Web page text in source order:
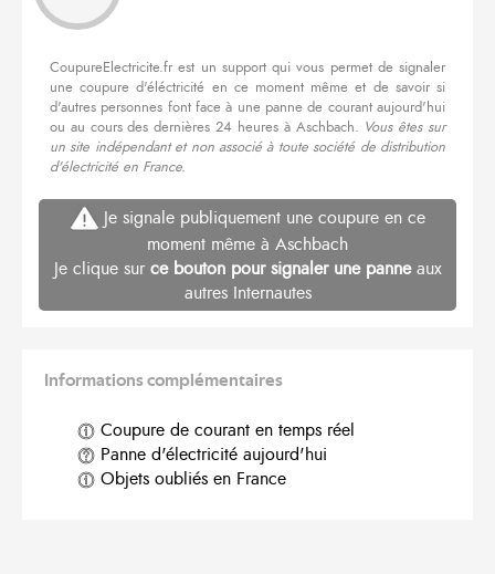
CoupureElectricite.fr est un support qui vous permet de signaler
une coupure d'éléctricité en ce moment même et de savoir si
d'autres personnes font face à une panne de courant aujourd'hui
ou au cours des dernières 24 heures à Aschbach. Vous êtes sur
un site indépendant et non associé à toute société de distribution
d'électricité en France.
Je signale publiquement une coupure en ce
moment même à Aschbach
Je clique sur ce bouton pour signaler une panneaux
autres Internautes
Informations complémentaires
Coupure de courant en temps réel
Panne d'électricité aujourd'hui
Objets oubliés en France